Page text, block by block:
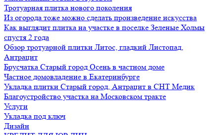
Тротуарная плитка нового поколения
Из огорода тоже можно сделать произведение искусства
Как выглядит плитка на участке в поселке Зеленые Холмы
спустя 2 года
Обзор тротуарной плитки Литос, гладкий Листопад,
Антрацит
Брусчатка Старый город Осень в частном доме
Частное домовладение в Екатеринбурге
Укладка плитки Старый город, Антрацит в СНТ Медик
Благоустройство участка на Московском тракте
Услуги
Укладка под ключ
Дизайн